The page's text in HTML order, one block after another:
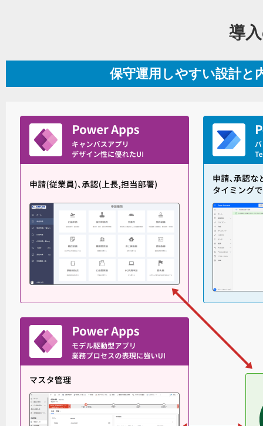
導
保守運用しやすい設計と